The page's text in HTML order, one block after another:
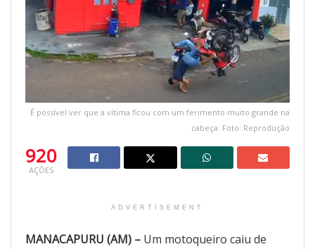
É possível ver que a vítima ficou com um ferimento muito grande na
cabeça. Foto: Reprodução
920
AÇÕES
ADVERTISEMENT
MANACAPURU (AM) – Um motoqueiro caiu de